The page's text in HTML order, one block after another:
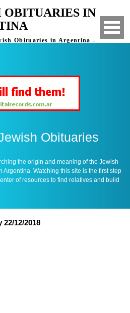
OBITUARIES IN
Obituaries in Argentina -
Obituaries
the origin and meaning of the Jewish
Watching this site is the first step
of resources to find relatives and build
12/2018